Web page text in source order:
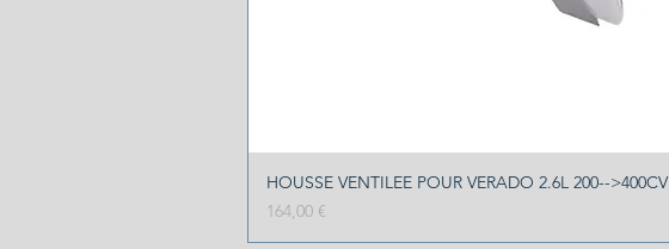
HOUSSE VENTILEE POUR VERADO 2.6L 200-->400CV
Prix
164,00 €